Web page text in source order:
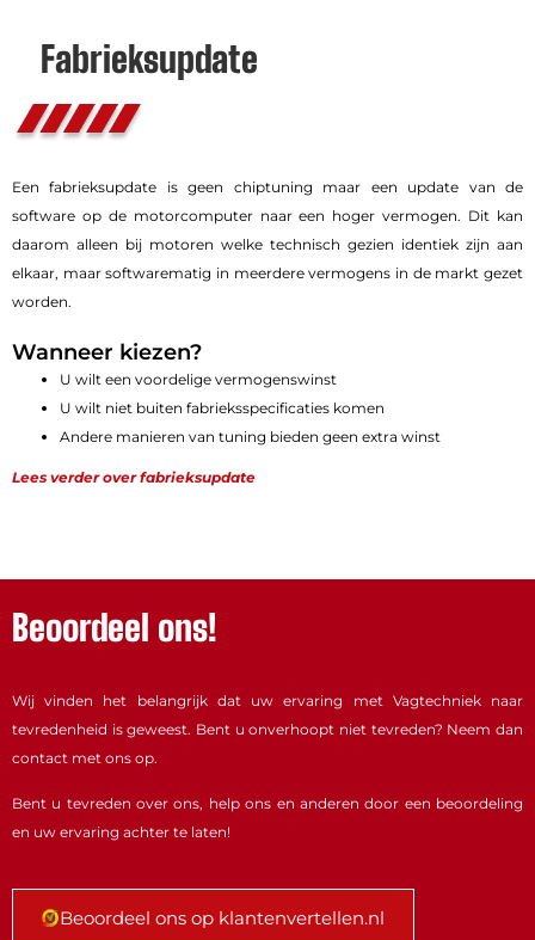
Fabrieksupdate
Een fabrieksupdate is geen chiptuning maar een update van de
software op de motorcomputer naar een hoger vermogen. Dit kan
daarom alleen bij motoren welke technisch gezien identiek zijn aan
elkaar, maar softwarematig in meerdere vermogens in de markt gezet
worden.
Wanneer kiezen?
U wilt een voordelige vermogenswinst
U wilt niet buiten fabrieksspecificaties komen
Andere manieren van tuning bieden geen extra winst
Lees verder over fabrieksupdate
Beoordeel ons!
Wij vinden het belangrijk dat uw ervaring met Vagtechniek naar
tevredenheid is geweest. Bent u onverhoopt niet tevreden? Neem dan
contact met ons op.
Bent u tevreden over ons, help ons en anderen door een beoordeling
en uw ervaring achter te laten!
Beoordeel ons op klantenvertellen.nl